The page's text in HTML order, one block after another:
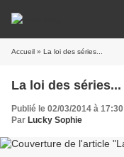
Accueil » La loi des séries...
La loi des séries...
Publié le 02/03/2014 à 17:30
Par Lucky Sophie